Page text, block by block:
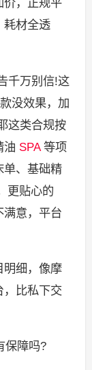
，正规平
耗材全透
千万别信!这
没效果，加
这类合规按
油 SPA等项
单、基础精
更贴心的
满意，平台
细，像摩
，比私下交
障吗?